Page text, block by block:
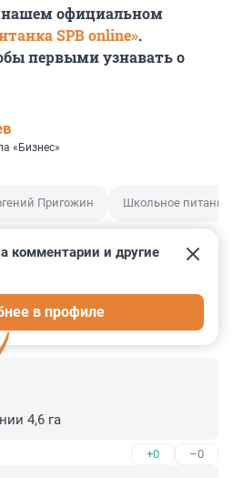
нашем официальном
SPB online».
первыми узнавать о
«Бизнес»
Пригожин Школьное питание
комментарии и другие
в профиле
4,6 га
+0 –0